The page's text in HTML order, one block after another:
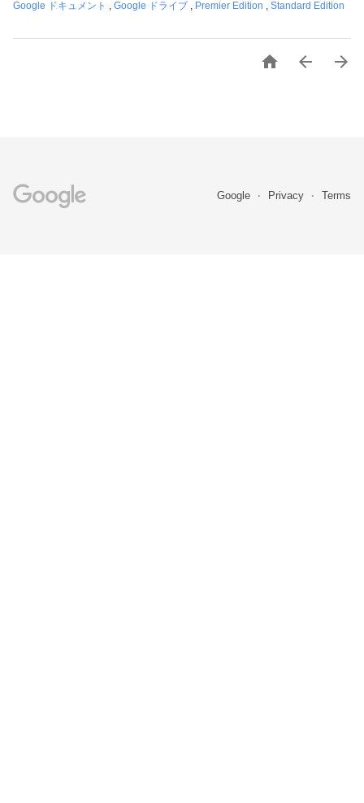
Google ドキュメント , Google ドライブ , Premier Edition , Standard Edition
  
Google Privacy Terms